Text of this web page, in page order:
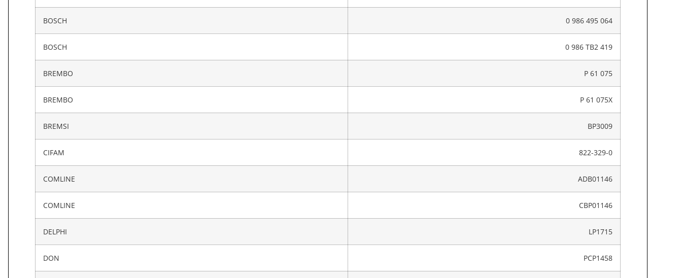
BOSCH 0 986 495 064
BOSCH 0 986 TB2 419
BREMBO P 61 075
BREMBO P 61 075X
BREMSI BP3009
CIFAM 822-329-0
COMLINE ADB01146
COMLINE CBP01146
DELPHI LP1715
DON PCP1458